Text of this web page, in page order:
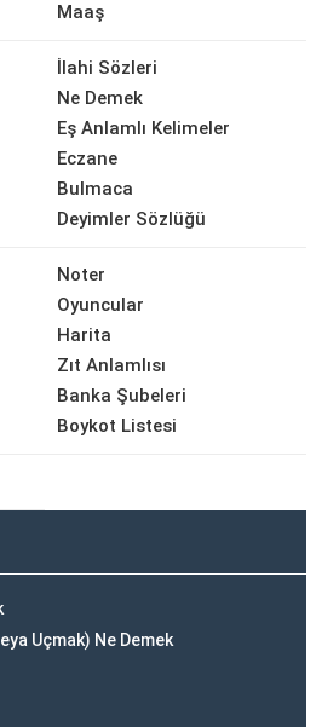
Maaş
İlahi Sözleri
Ne Demek
Eş Anlamlı Kelimeler
Eczane
Bulmaca
Deyimler Sözlüğü
Noter
Oyuncular
Harita
Zıt Anlamlısı
Banka Şubeleri
Boykot Listesi
Uçmak) Ne Demek